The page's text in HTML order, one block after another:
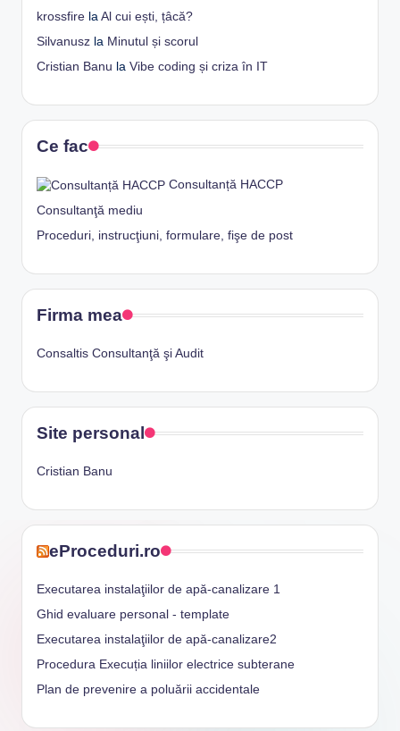
krossfire la Al cui ești, țâcă?
Silvanusz la Minutul și scorul
Cristian Banu la Vibe coding și criza în IT
Ce fac
Consultanță HACCP
Consultanţă mediu
Proceduri, instrucţiuni, formulare, fişe de post
Firma mea
Consaltis Consultanţă şi Audit
Site personal
Cristian Banu
eProceduri.ro
Executarea instalaţiilor de apă-canalizare 1
Ghid evaluare personal - template
Executarea instalaţiilor de apă-canalizare2
Procedura Execuția liniilor electrice subterane
Plan de prevenire a poluării accidentale